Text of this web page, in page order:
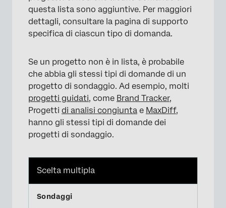
×
questa lista sono aggiuntive. Per maggiori
dettagli, consultare la pagina di supporto
specifica di ciascun tipo di domanda.
Se un progetto non è in lista, è probabile
che abbia gli stessi tipi di domande di un
progetto di sondaggio. Ad esempio, molti
progetti guidati, come Brand Tracker,
Progetti di analisi congiunta e MaxDiff,
hanno gli stessi tipi di domande dei
progetti di sondaggio.
Scelta multipla